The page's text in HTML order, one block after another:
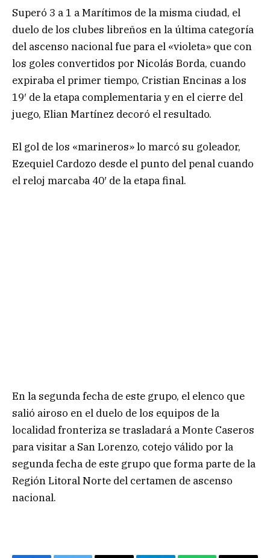
Superó 3 a 1 a Marítimos de la misma ciudad, el
duelo de los clubes libreños en la última categoría
del ascenso nacional fue para el «violeta» que con
los goles convertidos por Nicolás Borda, cuando
expiraba el primer tiempo, Cristian Encinas a los
19′ de la etapa complementaria y en el cierre del
juego, Elian Martínez decoró el resultado.
El gol de los «marineros» lo marcó su goleador,
Ezequiel Cardozo desde el punto del penal cuando
el reloj marcaba 40′ de la etapa final.
En la segunda fecha de este grupo, el elenco que
salió airoso en el duelo de los equipos de la
localidad fronteriza se trasladará a Monte Caseros
para visitar a San Lorenzo, cotejo válido por la
segunda fecha de este grupo que forma parte de la
Región Litoral Norte del certamen de ascenso
nacional.